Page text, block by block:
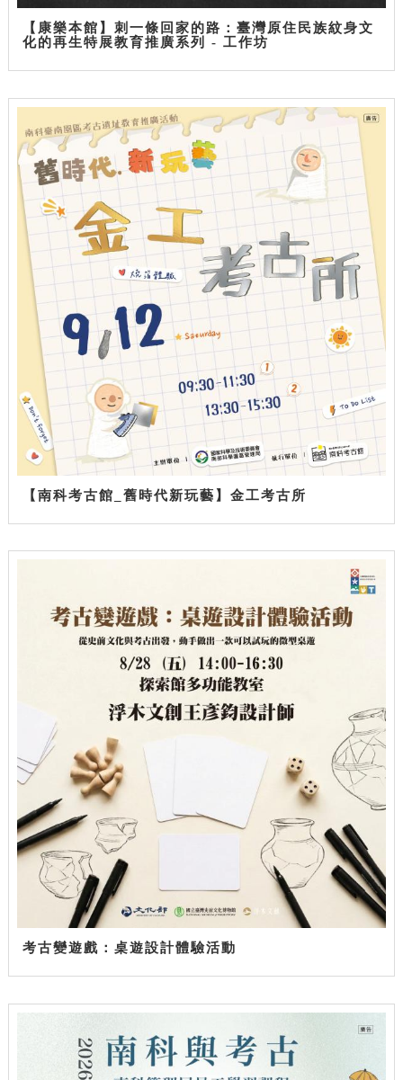
【康樂本館】刺一條回家的路：臺灣原住民族紋身文
化的再生特展教育推廣系列 - 工作坊
【南科考古館_舊時代新玩藝】金工考古所
考古變遊戲：桌遊設計體驗活動